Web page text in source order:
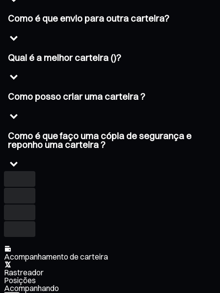
Como é que envio para outra carteira?
Qual é a melhor carteira ()?
Como posso criar uma carteira ?
Como é que faço uma cópia de segurança e
reponho uma carteira ?
Acompanhamento de carteira
Rastreador
Posições
Acompanhando